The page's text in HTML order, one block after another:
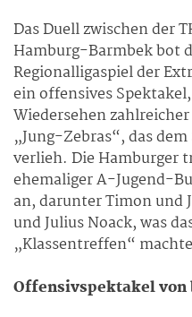
Das Duell zwischen der
Hamburg-Barmbek bot
Regionalligaspiel der
ein offensives
Wiedersehen
„Jung-Zebras“, das
verlieh. Die Hamburger
ehemaliger A-Jugend-
an, darunter Timon und
und Julius Noack, was
„Klassentreffen“
Offensivspektakel von